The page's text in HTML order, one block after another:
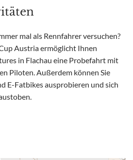
mal als Rennfahrer versuchen?
Austria ermöglicht Ihnen
in Flachau eine Probefahrt mit
Piloten. Außerdem können Sie
E-Fatbikes ausprobieren und sich